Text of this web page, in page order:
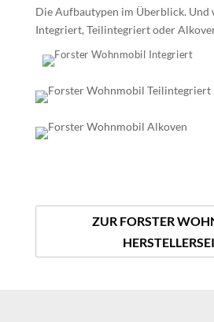
Die Aufbautypen im Überblick. Und
Integriert, Teilintegriert oder
ZUR FORSTER